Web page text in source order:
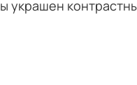
украшен